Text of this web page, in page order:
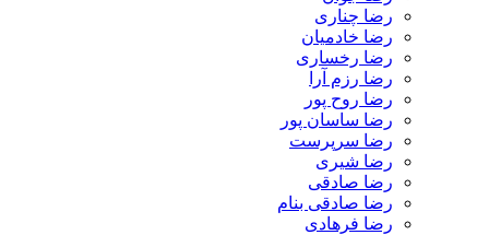
رضا چناری
رضا خادمیان
رضا رخساری
رضا رزم آرا
رضا روح پور
رضا ساسان پور
رضا سرپرست
رضا شیری
رضا صادقی
رضا صادقی بنام
رضا فرهادی